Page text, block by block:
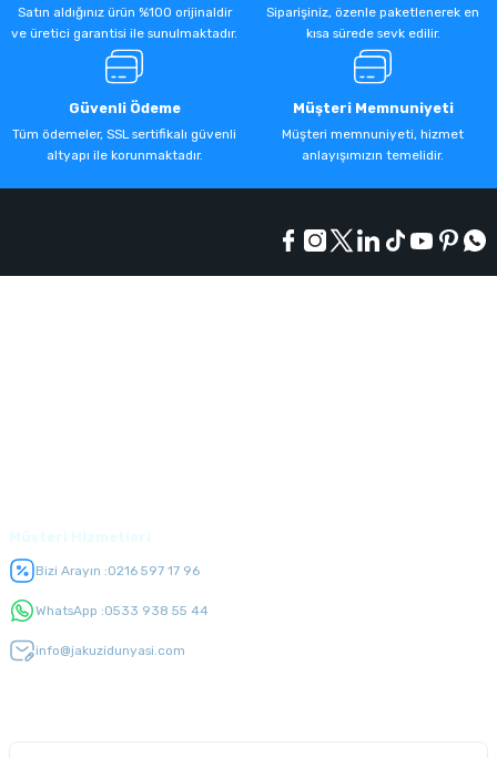
Satın aldığınız ürün %100 orijinaldir
ve üretici garantisi ile sunulmaktadır.
Siparişiniz, özenle paketlenerek en
kısa sürede sevk edilir.
Güvenli Ödeme
Tüm ödemeler, SSL sertifikalı güvenli
altyapı ile korunmaktadır.
Müşteri Memnuniyeti
Müşteri memnuniyeti, hizmet
anlayışımızın temelidir.
Bizi Arayın :0216 597 17 96
WhatsApp :0533 938 55 44
info@jakuzidunyasi.com